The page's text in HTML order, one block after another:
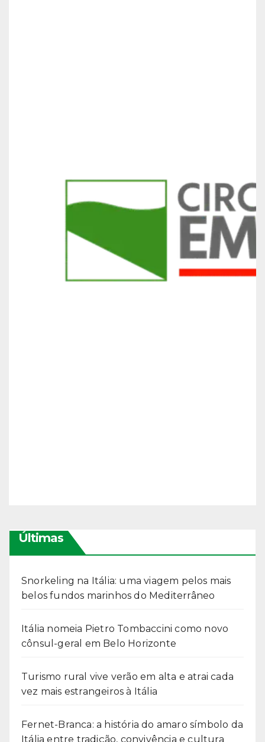
Últimas
Snorkeling na Itália: uma viagem pelos mais
belos fundos marinhos do Mediterrâneo
Itália nomeia Pietro Tombaccini como novo
cônsul-geral em Belo Horizonte
Turismo rural vive verão em alta e atrai cada
vez mais estrangeiros à Itália
Fernet-Branca: a história do amaro símbolo da
Itália entre tradição, convivência e cultura